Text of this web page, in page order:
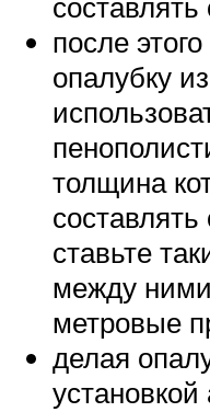
после
опалубку
толщина
ставьте
между
метровые
делая